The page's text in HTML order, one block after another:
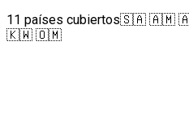
11 países cubiertos🇸🇦 🇦🇲
🇰🇼 🇴🇲